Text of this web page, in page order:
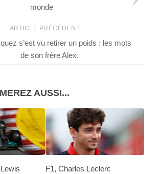
monde
ARTICLE PRÉCÉDENT
s’est vu retirer un poids : les mots
de son frère Alex.
AUSSI...
F1, Charles Leclerc